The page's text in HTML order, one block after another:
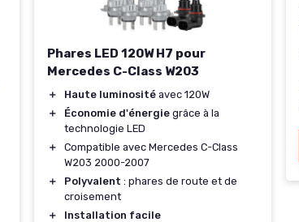
Phares LED 120W H7 pour
Mercedes C-Class W203
＋ Haute luminosité avec 120W
＋
Économie d'énergie grâce à la
technologie LED
＋
Compatible avec Mercedes C-Class
W203 2000-2007
＋
Polyvalent : phares de route et de
croisement
＋
Installation facile